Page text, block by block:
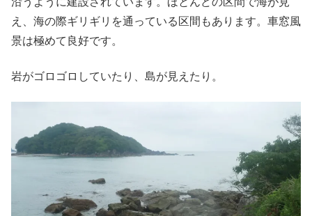
え、海の際ギリギリを通っている区間もあります。車窓風
景は極めて良好です。
岩がゴロゴロしていたり、島が見えたり。